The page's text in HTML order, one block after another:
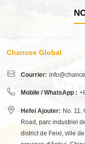
Chancee Global
Courrier:
Mobile / WhatsApp :
Hefei Ajouter: No. 11,
Road, parc industriel
district de Feixi, ville de